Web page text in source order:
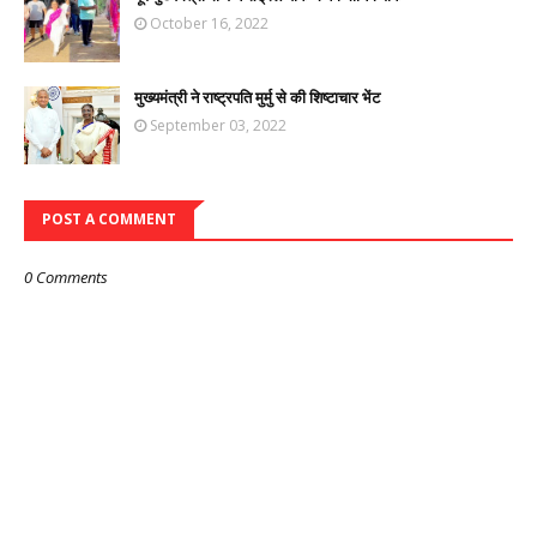
October 16, 2022
मुख्यमंत्री ने राष्ट्रपति मुर्मु से की शिष्टाचार भेंट
September 03, 2022
POST A COMMENT
0 Comments